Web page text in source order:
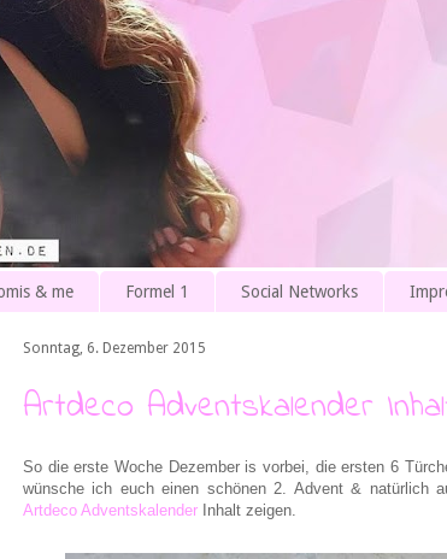
& me Formel 1 Social Networks
Sonntag, 6. Dezember 2015
Artdeco Adventskalender
So die erste Woche Dezember is vorbei, die ersten 6
wünsche ich euch einen schönen 2. Advent & natürlich
Artdeco Adventskalender Inhalt zeigen.